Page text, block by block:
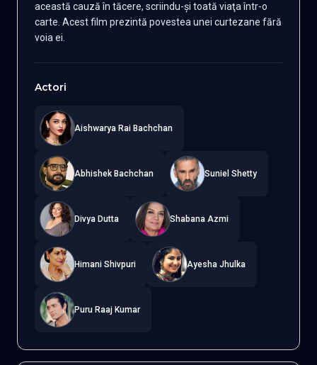
această cauză în tăcere, scriindu-şi toată viaţa într-o
carte. Acest film prezintă povestea unei curtezane fără
voia ei.
Actori
Aishwarya Rai Bachchan
Abhishek Bachchan Suniel Shetty
Divya Dutta Shabana Azmi
Himani Shivpuri Ayesha Jhulka
Puru Raaj Kumar